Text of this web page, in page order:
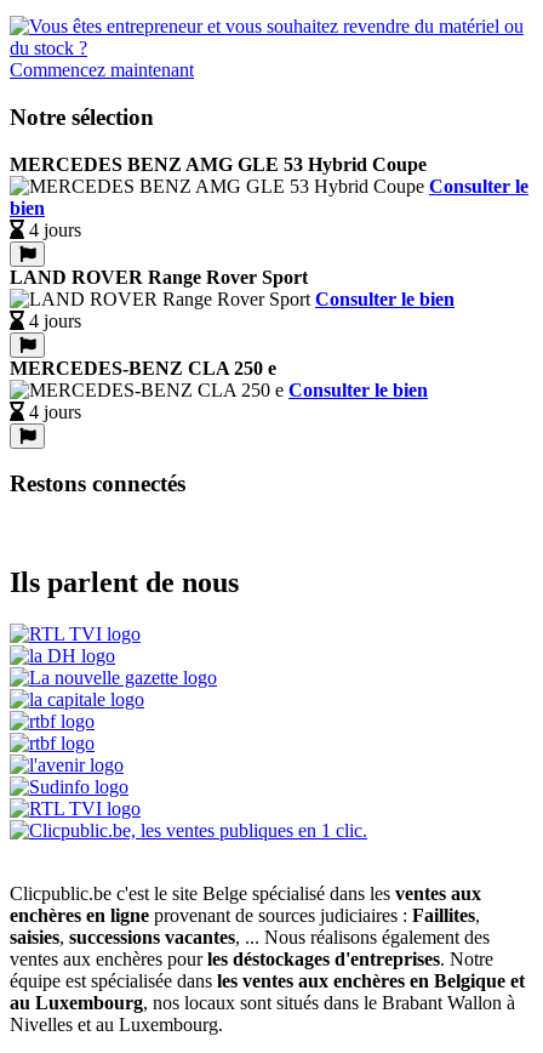
Commencez maintenant
Notre sélection
MERCEDES BENZ AMG GLE 53 Hybrid Coupe
Consulter le
bien
4 jours
LAND ROVER Range Rover Sport
Consulter le bien
4 jours
MERCEDES-BENZ CLA 250 e
Consulter le bien
4 jours
Restons connectés
Ils parlent de nous
Clicpublic.be c'est le site Belge spécialisé dans les ventes aux
enchères en ligne provenant de sources judiciaires : Faillites,
saisies, successions vacantes, ... Nous réalisons également des
ventes aux enchères pourles déstockages d'entreprises. Notre
équipe est spécialisée dans les ventes aux enchères en Belgique et
au Luxembourg, nos locaux sont situés dans le Brabant Wallon à
Nivelles et au Luxembourg.